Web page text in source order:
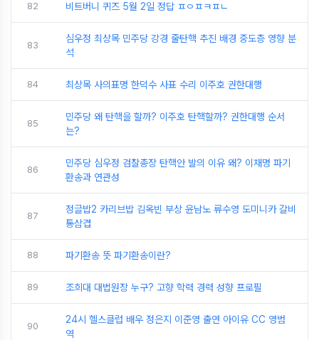
82 비트버니 퀴즈 5월 2일 정답 ㅍㅇㅍㅋㅍㄴ
83
심우정 최상목 민주당 강경 줄탄핵 추진 배경 중도층 영향 분
석
84 최상목 사의표명 한덕수 사표 수리 이주호 권한대행
85
민주당 왜 탄핵을 할까? 이주호 탄핵할까? 권한대행 순서
는?
86
민주당 심우정 검찰총장 탄핵안 발의 이유 왜? 이재명 파기
환송과 연관성
87
정글밥2 카리브밥 김옥빈 부상 윤남노 류수영 도미니카 갈비
통삼겹
88 파기환송 뜻 파기환송이란?
89 조희대 대법원장 누구? 고향 학력 경력 성향 프로필
90
24시 헬스클럽 배우 정은지 이준영 출연 아이유 CC 영범
역